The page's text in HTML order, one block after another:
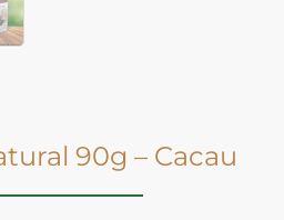
90g – Cacau